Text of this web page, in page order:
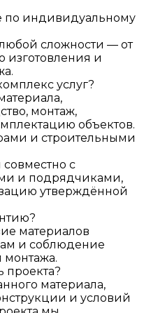
по индивидуальному
сложности — от
изготовления и
услуг?
монтаж,
объектов.
и строительными
с
и подрядчиками,
утверждённой
материалов
и соблюдение
монтажа.
проекта?
материала,
и условий